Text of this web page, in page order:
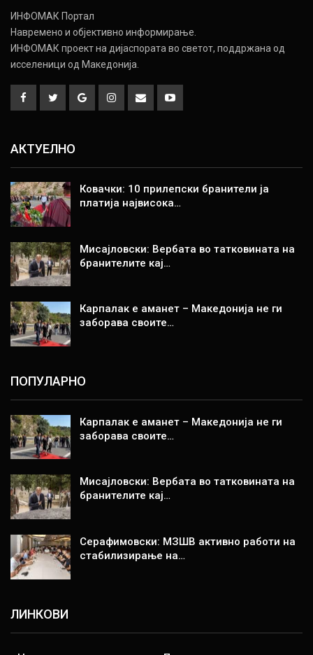
ИНФОМАК Портал
Навремено и објективно информирање.
ИНФОМАК проект на дијаспората во светот, поддржана од
исселеници од Македонија.
АКТУЕЛНО
Ковачки: 10 прилепски бранители ја
платија највисока…
Мисајловски: Вербата во татковината на
бранителите кај…
Карпалак е аманет – Македонија не ги
заборава своите…
ПОПУЛАРНО
Карпалак е аманет – Македонија не ги
заборава своите…
Мисајловски: Вербата во татковината на
бранителите кај…
Серафимовски: МЗШВ активно работи на
стабилизирање на…
ЛИНКОВИ